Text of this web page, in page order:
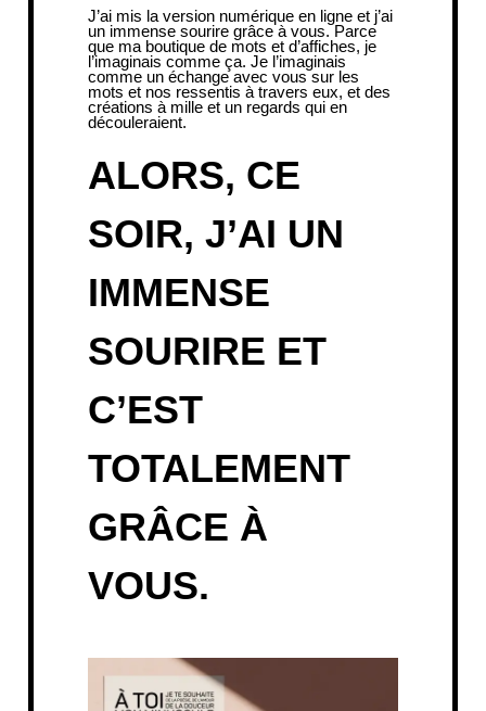
J’ai mis la version numérique en ligne et j’ai
un immense sourire grâce à vous. Parce
que ma boutique de mots et d’affiches, je
l’imaginais comme ça. Je l’imaginais
comme un échange avec vous sur les
mots et nos ressentis à travers eux, et des
créations à mille et un regards qui en
découleraient.
ALORS, CE
SOIR, J’AI UN
IMMENSE
SOURIRE ET
C’EST
TOTALEMENT
GRÂCE À
VOUS.